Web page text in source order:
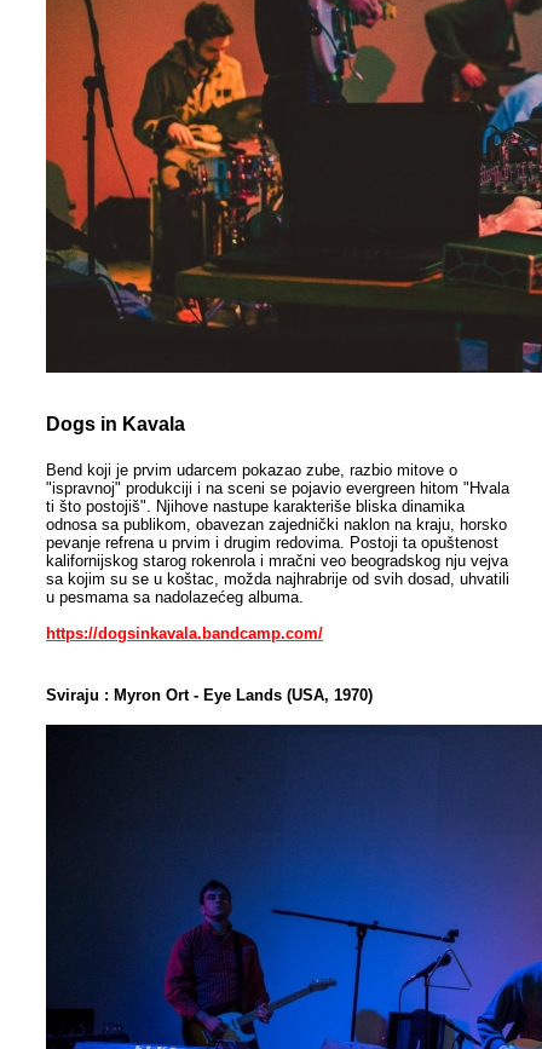
Dogs in Kavala
Bend koji je prvim udarcem pokazao zube, razbio mitove o
"ispravnoj" produkciji i na sceni se pojavio evergreen hitom "Hvala
ti što postojiš". Njihove nastupe karakteriše bliska dinamika
odnosa sa publikom, obavezan zajednički naklon na kraju, horsko
pevanje refrena u prvim i drugim redovima. Postoji ta opuštenost
kalifornijskog starog rokenrola i mračni veo beogradskog nju vejva
sa kojim su se u koštac, možda najhrabrije od svih dosad, uhvatili
u pesmama sa nadolazećeg albuma.
https://dogsinkavala.bandcamp.com/
Sviraju : Myron Ort - Eye Lands (USA, 1970)